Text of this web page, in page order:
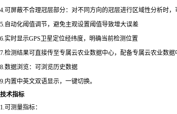
4.可屏蔽不合理冠层部分：对不同方向的冠层进行区域性分析时
5.自动化阈值调节，避免主观设置阈值导致增大误差
6.实时显示GPS卫星定位经纬度，明确当前检测位置
7.检测结果可直接传至专属云农业数据中心，配备专属云农业数据
8.数据浏览：可浏览历史数据
9.内置中英文双语显示，一键切换。
技术指标
1.可测量指标：